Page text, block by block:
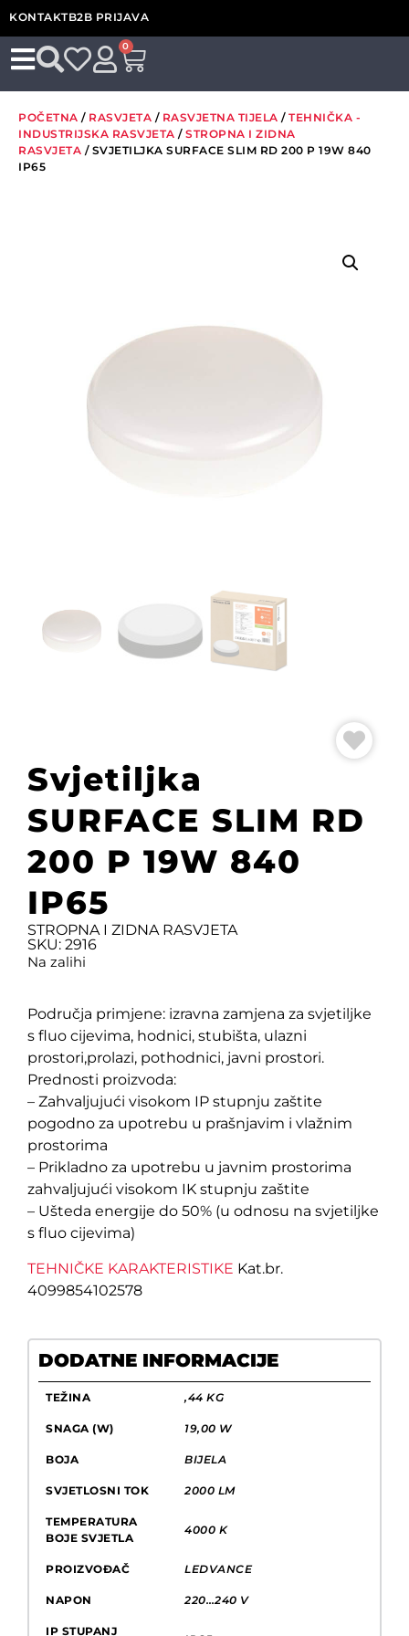
KONTAKTB2B PRIJAVA
0
POČETNA / RASVJETA / RASVJETNA TIJELA / TEHNIČKA -
INDUSTRIJSKA RASVJETA / STROPNA I ZIDNA
RASVJETA / SVJETILJKA SURFACE SLIM RD 200 P 19W 840
IP65
Svjetiljka
SURFACE SLIM RD
200 P 19W 840
IP65
STROPNA I ZIDNA RASVJETA
SKU: 2916
Na zalihi
Područja primjene: izravna zamjena za svjetiljke
s fluo cijevima, hodnici, stubišta, ulazni
prostori,prolazi, pothodnici, javni prostori.
Prednosti proizvoda:
– Zahvaljujući visokom IP stupnju zaštite
pogodno za upotrebu u prašnjavim i vlažnim
prostorima
– Prikladno za upotrebu u javnim prostorima
zahvaljujući visokom IK stupnju zaštite
– Ušteda energije do 50% (u odnosu na svjetiljke
s fluo cijevima)
TEHNIČKE KARAKTERISTIKE Kat.br.
4099854102578
DODATNE INFORMACIJE
TEŽINA ,44 KG
SNAGA (W) 19,00 W
BOJA BIJELA
SVJETLOSNI TOK 2000 LM
TEMPERATURA
BOJE SVJETLA
4000 K
PROIZVOĐAČ LEDVANCE
NAPON 220…240 V
IP STUPANJ